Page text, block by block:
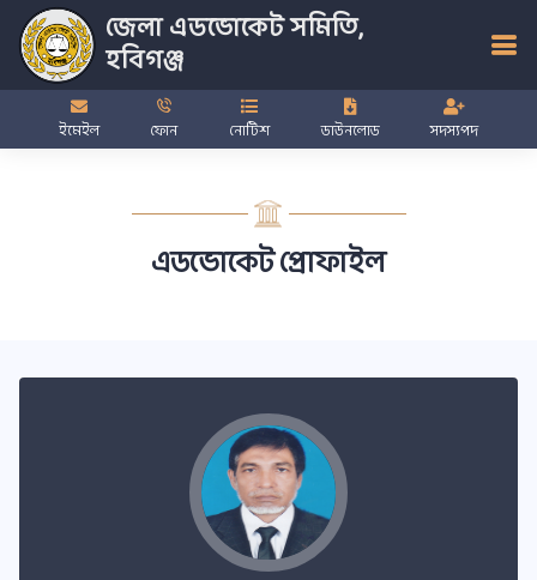
জেলা এডভোকেট সমিতি,
হবিগঞ্জ
ইমেইল ফোন নোটিশ ডাউনলোড সদস্যপদ
এডভোকেট প্রোফাইল